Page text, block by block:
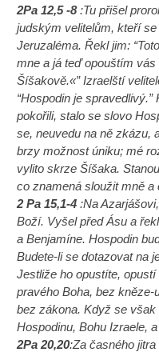
2Pa 12,5 -8 :Tu přišel
judským velitelům, kteří
Jeruzaléma. Řekl jim:
mne a já teď opouštím
Šíšakově.«” Izraelští
“Hospodin je
pokořili, stalo se slovo
se, neuvedu na ně zkázu,
brzy možnost úniku; mé
vylito skrze Šíšaka.
co znamená sloužit mně
2 Pa 15,1-4 :Na
Boží. Vyšel před Ásu a
a Benjamíne. Hospodin
Budete-li se dotazovat na
Jestliže ho opustíte,
pravého Boha, bez kněze-
bez zákona. Když se
Hospodinu, Bohu Izraele,
2Pa 20,20:Za časného